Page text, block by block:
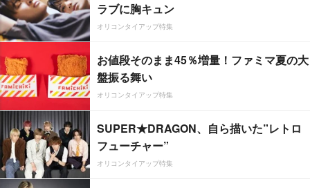
ラブに胸キュン
オリコンタイアップ特集
お値段そのまま45％増量！ファミマ夏の大
盤振る舞い
オリコンタイアップ特集
SUPER★DRAGON、自ら描いた”レトロ
フューチャー”
オリコンタイアップ特集